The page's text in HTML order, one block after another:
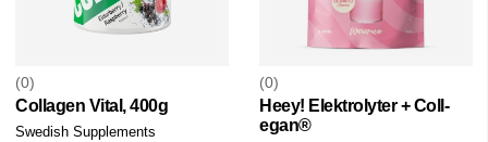
0
Collagen Vital, 400g
Swedish Supplements
0
Heey! Elektrolyter + Coll-
egan®